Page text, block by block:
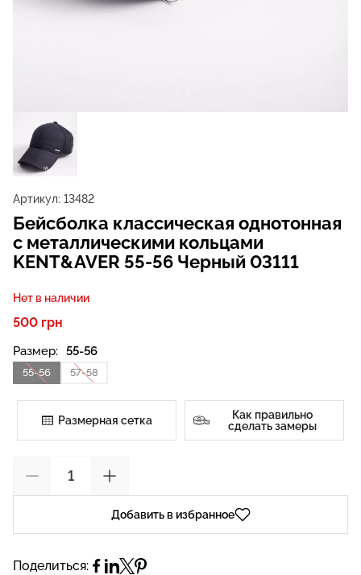
Артикул: 13482
Бейсболка классическая однотонная
с металлическими кольцами
KENT&AVER 55-56 Черный 03111
Нет в наличии
500 грн
Размер: 55-56
55-56 57-58
Размерная сетка
Как правильно
сделать замеры
Добавить в избранное
Поделиться: